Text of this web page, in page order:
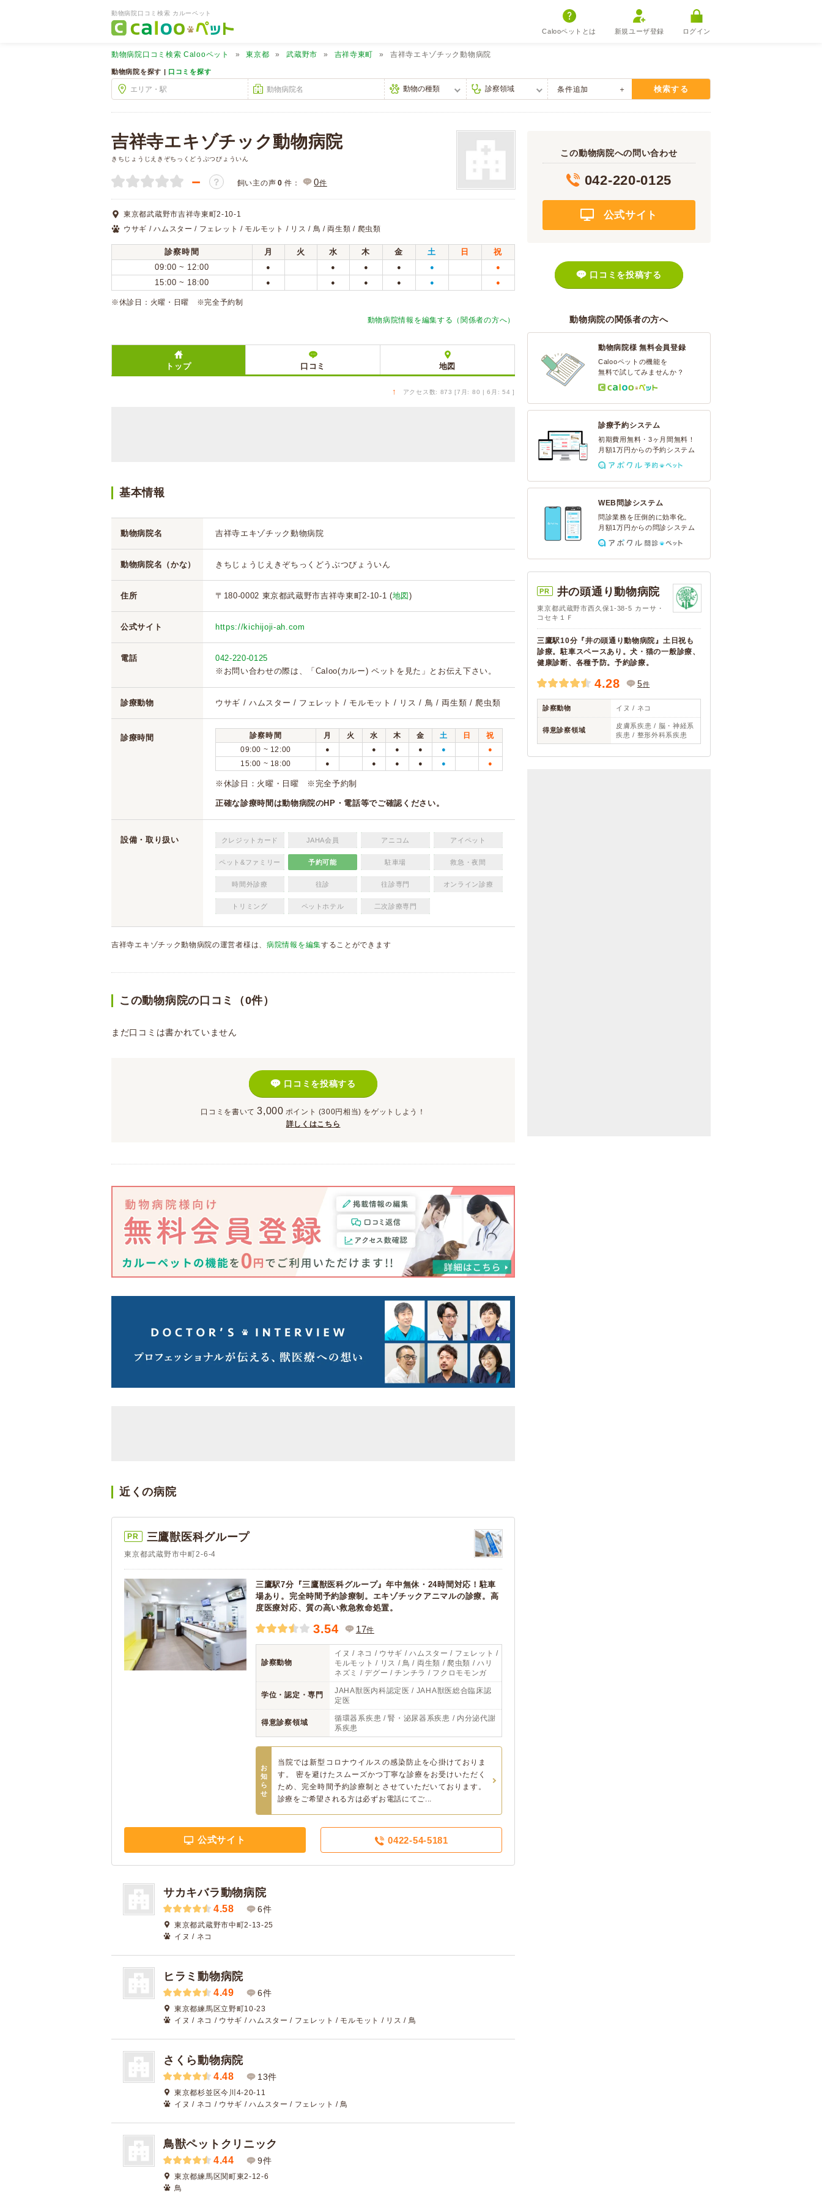
動物病院口コミ検索 カルーペット
Calooペットとは 新規ユーザ登録 ログイン
動物病院口コミ検索 Calooペット 東京都 武蔵野市 吉祥寺東町 吉祥寺エキゾチック動物病院
動物病院を探す | 口コミを探す
条件追加 検索する
吉祥寺エキゾチック動物病院
きちじょうじえきぞちっくどうぶつびょういん
－ ？ 飼い主の声 0 件： 0件
東京都武蔵野市吉祥寺東町2-10-1
ウサギ / ハムスター / フェレット / モルモット / リス / 鳥 / 両生類 / 爬虫類
診察時間 月 火 水 木 金 土 日
祝
09:00 ~ 12:00
● ● ● ● ● ●
15:00 ~ 18:00 ● ● ● ● ● ●
※休診日：火曜・日曜 ※完全予約制
動物病院情報を編集する（関係者の方へ）
トップ 口コミ 地図
↑ アクセス数: 873 [7月: 80 | 6月: 54 ]
基本情報
動物病院名 吉祥寺エキゾチック動物病院
動物病院名（かな） きちじょうじえきぞちっくどうぶつびょういん
住所 〒180-0002 東京都武蔵野市吉祥寺東町2-10-1 (地図 )
公式サイト https://kichijoji-ah.com
電話
042-220-0125
※お問い合わせの際は、「Caloo(カルー) ペットを見た」とお伝え下さい。
診療動物 ウサギ / ハムスター / フェレット / モルモット / リス / 鳥 / 両生類 / 爬虫類
診療時間 診察時間 月 火 水 木 金 土 日
祝
09:00 ~ 12:00
● ● ● ● ● ●
15:00 ~ 18:00 ● ● ● ● ● ●
※休診日：火曜・日曜 ※完全予約制
正確な診療時間は動物病院のHP・電話等でご確認ください。
設備・取り扱い クレジットカード JAHA会員 アニコム アイペット
ペット&ファミリー 予約可能 駐車場 救急・夜間
時間外診療 往診 往診専門 オンライン診療
トリミング ペットホテル 二次診療専門
吉祥寺エキゾチック動物病院の運営者様は、 病院情報を編集することができます
この動物病院の口コミ（0件）
まだ口コミは書かれていません
口コミを投稿する
口コミを書いて 3,000 ポイント (300円相当) をゲットしよう！
詳しくはこちら
近くの病院
PR 三鷹獣医科グループ
東京都武蔵野市中町2-6-4
三鷹駅7分『三鷹獣医科グループ』年中無休・24時間対応！駐車
場あり。完全時間予約診療制。エキゾチックアニマルの診療。高
度医療対応、質の高い救急救命処置。
3.54 17件
診察動物
イヌ / ネコ / ウサギ / ハムスター / フェレット /
モルモット / リス / 鳥 / 両生類 / 爬虫類 / ハリ
ネズミ / デグー / チンチラ / フクロモモンガ
学位・認定・専門
JAHA獣医内科認定医 / JAHA獣医総合臨床認
定医
得意診察領域
循環器系疾患 / 腎・泌尿器系疾患 / 内分泌代謝
系疾患
お
知
ら
せ
当院では新型コロナウイルスの感染防止を心掛けておりま
す。 密を避けたスムーズかつ丁寧な診療をお受けいただく
ため、完全時間予約診療制とさせていただいております。
診療をご希望される方は必ずお電話にてご...
公式サイト 0422-54-5181
サカキバラ動物病院
4.58 6件
東京都武蔵野市中町2-13-25
イヌ / ネコ
ヒラミ動物病院
4.49 6件
東京都練馬区立野町10-23
イヌ / ネコ / ウサギ / ハムスター / フェレット / モルモット / リス / 鳥
さくら動物病院
4.48 13件
東京都杉並区今川4-20-11
イヌ / ネコ / ウサギ / ハムスター / フェレット / 鳥
鳥獣ペットクリニック
4.44 9件
東京都練馬区関町東2-12-6
鳥
この動物病院への問い合わせ
042-220-0125
公式サイト
口コミを投稿する
動物病院の関係者の方へ
動物病院様 無料会員登録
Calooペットの機能を
無料で試してみませんか？
診療予約システム
初期費用無料・3ヶ月間無料！
月額1万円からの予約システム
WEB問診システム
問診業務を圧倒的に効率化。
月額1万円からの問診システム
PR 井の頭通り動物病院
東京都武蔵野市西久保1-38-5 カーサ・
コセキ１Ｆ
三鷹駅10分『井の頭通り動物病院』土日祝も
診療。駐車スペースあり。犬・猫の一般診療、
健康診断、各種予防。予約診療。
4.28 5件
診察動物 イヌ / ネコ
得意診察領域
皮膚系疾患 / 脳・神経系
疾患 / 整形外科系疾患